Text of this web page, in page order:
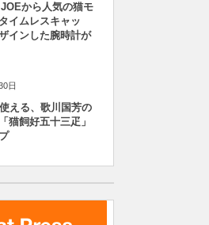
から人気の猫モ
イムレスキャッ
インした腕時計が
日
える、歌川国芳の
猫飼好五十三疋」